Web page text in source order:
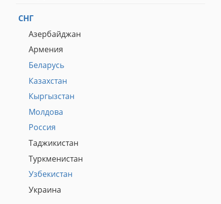
СНГ
Азербайджан
Армения
Беларусь
Казахстан
Кыргызстан
Молдова
Россия
Таджикистан
Туркменистан
Узбекистан
Украина